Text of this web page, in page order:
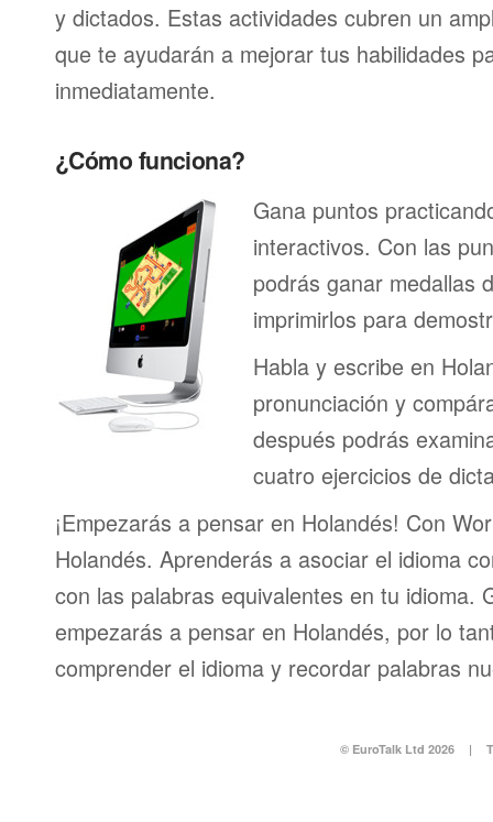
y dictados. Estas actividades cubren un
que te ayudarán a mejorar tus habilidades
inmediatamente.
¿Cómo funciona?
Gana puntos
interactivos. Con las
podrás ganar medallas
imprimirlos para
Habla y escribe en
pronunciación y
después podrás
cuatro ejercicios de
¡Empezarás a pensar en Holandés! Con
Holandés. Aprenderás a asociar el idioma
con las palabras equivalentes en tu idioma.
empezarás a pensar en Holandés, por lo
comprender el idioma y recordar palabras
© EuroTalk Ltd 2026 |